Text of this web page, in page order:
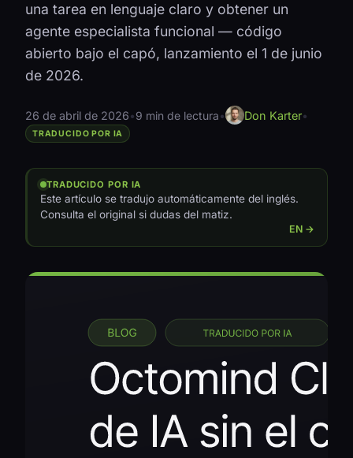
una tarea en lenguaje claro y obtener un
agente especialista funcional — código
abierto bajo el capó, lanzamiento el 1 de junio
de 2026.
26 de abril de 2026•9 min de lectura• Don Karter•
TRADUCIDO POR IA
TRADUCIDO POR IA
Este artículo se tradujo automáticamente del inglés.
Consulta el original si dudas del matiz.
EN →